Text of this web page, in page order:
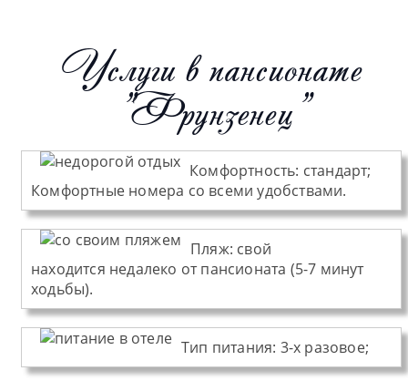
Услуги в пансионате
"Фрунзенец"
Комфортность: стандарт;
Комфортные номера со всеми удобствами.
Пляж: свой
находится недалеко от пансионата (5-7 минут
ходьбы).
Тип питания: 3-х разовое;